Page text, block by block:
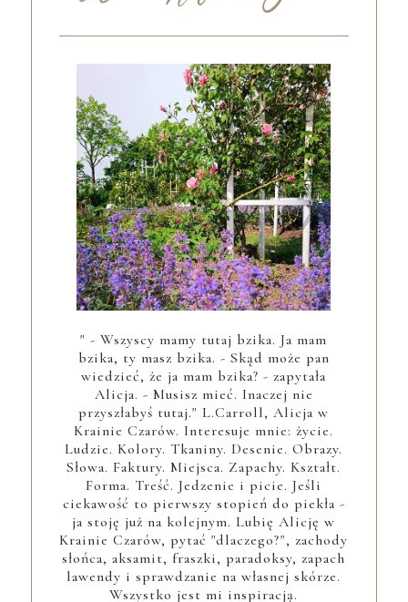
" - Wszyscy mamy tutaj bzika. Ja mam
bzika, ty masz bzika. - Skąd może pan
wiedzieć, że ja mam bzika? - zapytała
Alicja. - Musisz mieć. Inaczej nie
przyszłabyś tutaj." L.Carroll, Alicja w
Krainie Czarów. Interesuje mnie: życie.
Ludzie. Kolory. Tkaniny. Desenie. Obrazy.
Słowa. Faktury. Miejsca. Zapachy. Kształt.
Forma. Treść. Jedzenie i picie. Jeśli
ciekawość to pierwszy stopień do piekła -
ja stoję już na kolejnym. Lubię Alicję w
Krainie Czarów, pytać "dlaczego?", zachody
słońca, aksamit, fraszki, paradoksy, zapach
lawendy i sprawdzanie na własnej skórze.
Wszystko jest mi inspiracją.